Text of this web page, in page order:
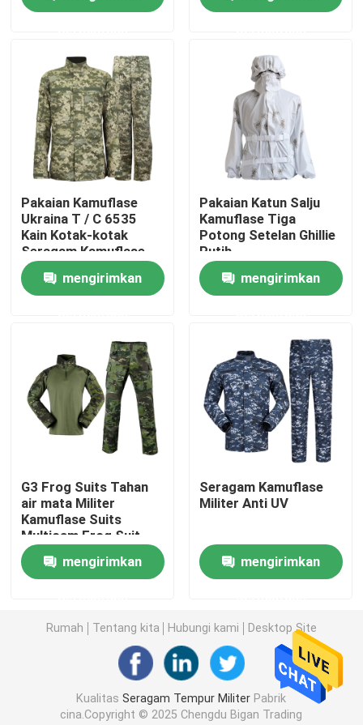
Seragam Tempur Militer
Seragam Kamuflase Militer
Armor Balistik Militer
Kemeja Taktis Militer
Ransel Taktis Militer
Rompi Taktis Militer
Sepatu Bot Kulit Militer
Sepatu Gaun Militer
Perlengkapan Berkemah Militer
Perlengkapan Memancing Luar Ruangan
Sarung Tangan Berkuda Tahan Air
Pakaian Kamuflase
Ukraina T / C 6535
Kain Kotak-kotak
Seragam Kamuflase
Militer Disesuaikan
mengirimkan
Pakaian Katun Salju
Kamuflase Tiga
Potong Setelan Ghillie
Putih
mengirimkan
G3 Frog Suits Tahan
air mata Militer
Kamuflase Suits
Multicam Frog Suit
Bernapas
mengirimkan
Seragam Kamuflase
Militer Anti UV
mengirimkan
Rumah Tentang kita Hubungi kami Desktop Site
KualitasSeragam Tempur Militer Pabrik
cina.Copyright © 2025 Chengdu Bigan Trading